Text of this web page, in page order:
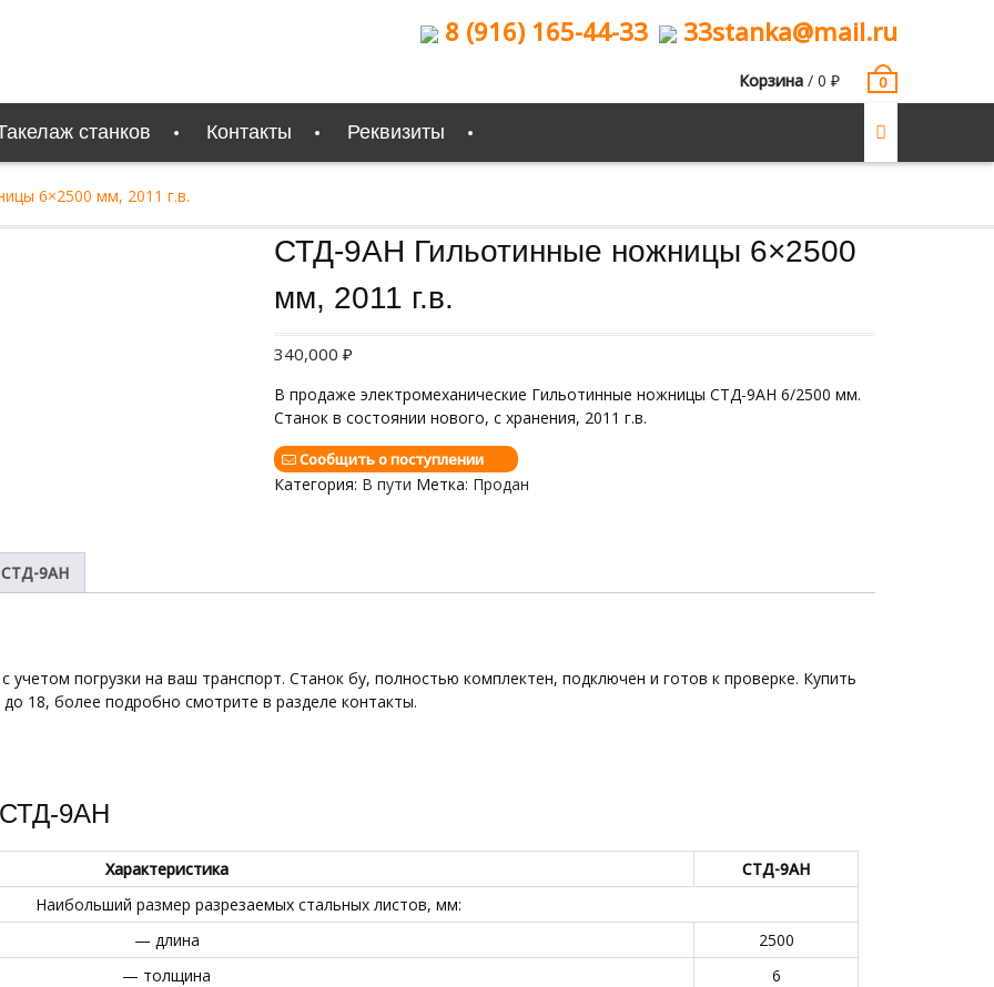
8 (916) 165-44-33 33stanka@mail.ru
Корзина / 0 ₽ 0
станков Контакты Реквизиты
6×2500 мм, 2011 г.в.
СТД-9АН Гильотинные ножницы 6×2500
мм, 2011 г.в.
340,000 ₽
В продаже электромеханические Гильотинные ножницы СТД-9АН 6/2500 мм.
Станок в состоянии нового, с хранения, 2011 г.в.
Сообщить о поступлении
Категория: В пути Метка: Продан
СТД-9АН
погрузки на ваш транспорт. Станок бу, полностью комплектен, подключен и готов к проверке. Купить
18, более подробно смотрите в разделе контакты.
СТД-9АН
Характеристика
СТД-9АН
Наибольший размер разрезаемых стальных листов, мм:
— длина
2500
— толщина
6